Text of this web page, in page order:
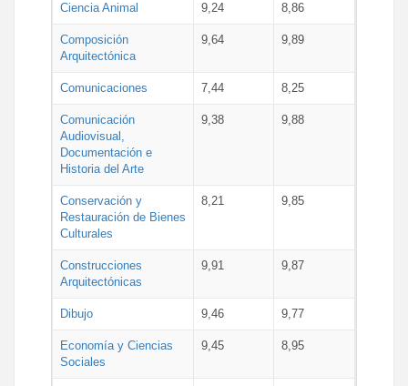
Ciencia Animal 9,24 8,86
Composición
Arquitectónica
9,64 9,89
Comunicaciones 7,44 8,25
Comunicación
Audiovisual,
Documentación e
Historia del Arte
9,38 9,88
Conservación y
Restauración de Bienes
Culturales
8,21 9,85
Construcciones
Arquitectónicas
9,91 9,87
Dibujo 9,46 9,77
Economía y Ciencias
Sociales
9,45 8,95